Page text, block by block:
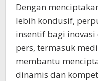
Dengan
lebih kondusif,
insentif bagi
pers, termasuk
membantu
dinamis dan